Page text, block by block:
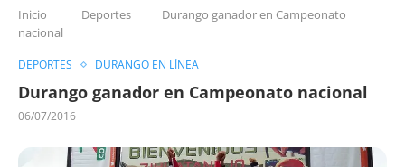
Inicio Deportes
Durango ganador en Campeonato
nacional
DEPORTES DURANGO EN LÍNEA
Durango ganador en Campeonato nacional
06/07/2016